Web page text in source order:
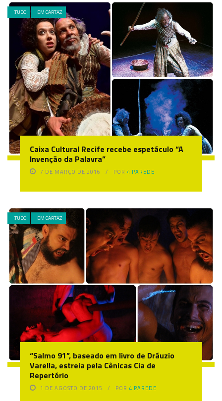
.TUDO EM CARTAZ
Caixa Cultural Recife recebe espetáculo “A
Invenção da Palavra”
7 DE MARÇO DE 2016 POR4 PAREDE
.TUDO EM CARTAZ
“Salmo 91”, baseado em livro de Dráuzio
Varella, estreia pela Cênicas Cia de
Repertório
1 DE AGOSTO DE 2015 POR4 PAREDE